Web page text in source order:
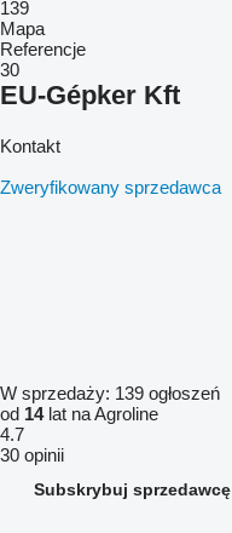
139
Mapa
Referencje
30
EU-Gépker Kft
Kontakt
Zweryfikowany sprzedawca
W sprzedaży: 139 ogłoszeń
od 14lat na Agroline
4.7
30 opinii
Subskrybuj sprzedawcę